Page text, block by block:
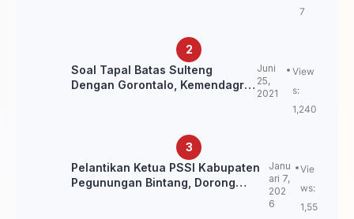
7
Soal Tapal Batas Sulteng
Dengan Gorontalo, Kemendagri:
Juni
25,
2021
View
s:
1,240
Pelantikan Ketua PSSI Kabupaten
Pegunungan Bintang, Dorong
Janu
ari 7,
202
6
Vie
ws:
1,55